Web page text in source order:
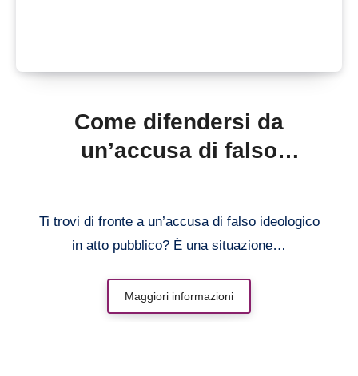
Come difendersi da
un’accusa di falso
Ti trovi di fronte a un’accusa di falso ideologico
in atto pubblico? È una situazione…
Maggiori informazioni